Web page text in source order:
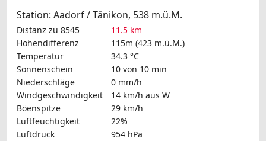
Station: Aadorf / Tänikon, 538 m.ü.M.
Distanz zu 8545
11.5 km
Höhendifferenz
115m (423 m.ü.M.)
Temperatur
34.3 °C
Sonnenschein
10 von 10 min
Niederschläge
0 mm/h
Windgeschwindigkeit
14 km/h aus W
Böenspitze
29 km/h
Luftfeuchtigkeit
22%
Luftdruck
954 hPa